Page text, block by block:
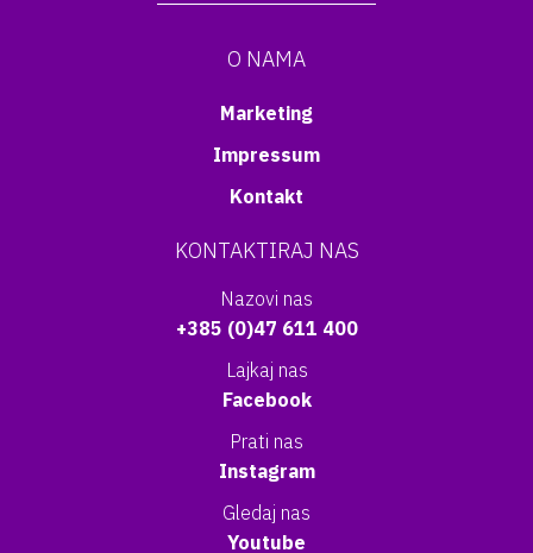
O NAMA
Marketing
Impressum
Kontakt
KONTAKTIRAJ NAS
Nazovi nas
+385 (0)47 611 400
Lajkaj nas
Facebook
Prati nas
Instagram
Gledaj nas
Youtube